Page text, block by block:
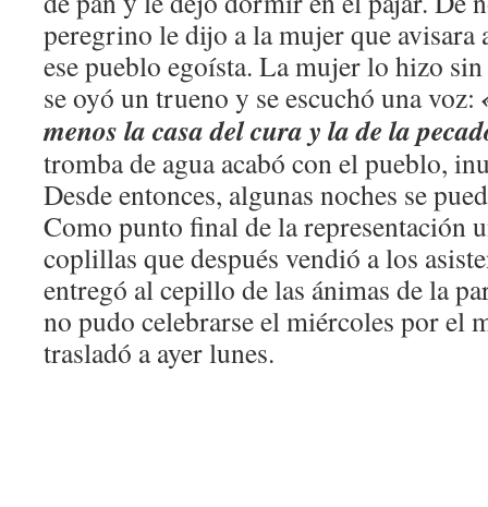
peregrino le dijo a la mujer que avisara
ese pueblo egoísta. La mujer lo hizo
se oyó un trueno y se escuchó una voz:
menos la casa del cura y la de la
tromba de agua acabó con el pueblo,
Desde entonces, algunas noches se
Como punto final de la representación
coplillas que después vendió a los
entregó al cepillo de las ánimas de la
no pudo celebrarse el miércoles por el
trasladó a ayer lunes.